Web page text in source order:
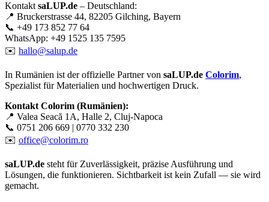
Kontakt saLUP.de – Deutschland:
📍 Bruckerstrasse 44, 82205 Gilching, Bayern
📞 +49 173 852 77 64
WhatsApp: +49 1525 135 7595
✉️ hallo@salup.de
In Rumänien ist der offizielle Partner von saLUP.de Colorim,
Spezialist für Materialien und hochwertigen Druck.
Kontakt Colorim (Rumänien):
📍 Valea Seacă 1A, Halle 2, Cluj-Napoca
📞 0751 206 669 | 0770 332 230
✉️ office@colorim.ro
saLUP.de steht für Zuverlässigkeit, präzise Ausführung und
Lösungen, die funktionieren. Sichtbarkeit ist kein Zufall — sie wird
gemacht.